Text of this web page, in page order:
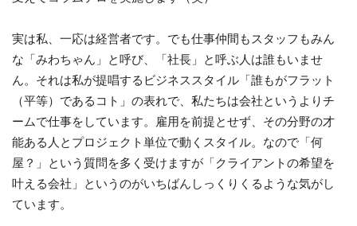
実は私、一応は経営者です。でも仕事仲間もスタッフもみん
な「みわちゃん」と呼び、「社長」と呼ぶ人は誰もいませ
ん。それは私が提唱するビジネススタイル「誰もがフラット
（平等）であるコト」の表れで、私たちは会社というよりチ
ームで仕事をしています。雇用を前提とせず、その分野の才
能ある人とプロジェクト単位で動くスタイル。なので「何
屋？」という質問を多く受けますが「クライアントの希望を
叶える会社」というのがいちばんしっくりくるような気がし
ています。